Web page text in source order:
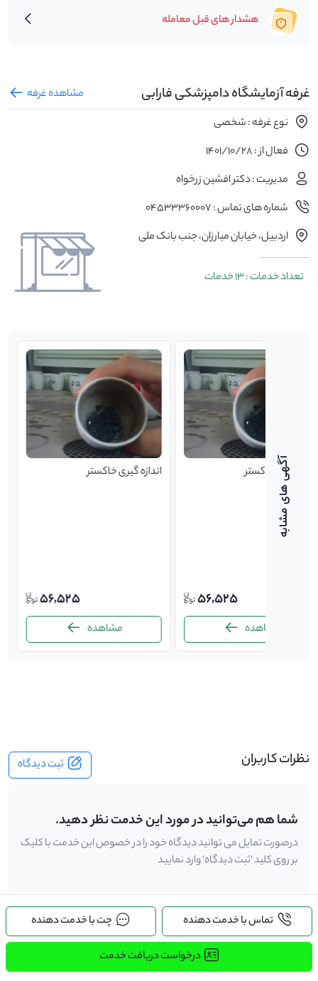
تماس با خدمت دهنده چت با خدمت دهنده
درخواست دریافت خدمت
هشدار های قبل معامله
غرفه آزمایشگاه دامپزشکی فارابی
مشاهده غرفه
نوع غرفه : شخصی
فعال از : 1401/10/28
مدیریت : دکتر افشین زرخواه
شماره های تماس : 04533360007
اردبیل، خیابان مبارزان، جنب بانک ملی
تعداد خدمات : 13 خدمات
گیری خاکستر
56,525
مشاهده
اندازه گیری خاکستر
56,525
مشاهده
نظرات کاربران ثبت دیدگاه
شما هم می‌توانید در مورد این خدمت نظر دهید.
درصورت تمایل می توانید دیدگاه خود را در خصوص این خدمت با کلیک
بر روی کلید 'ثبت دیدگاه' وارد نمایید